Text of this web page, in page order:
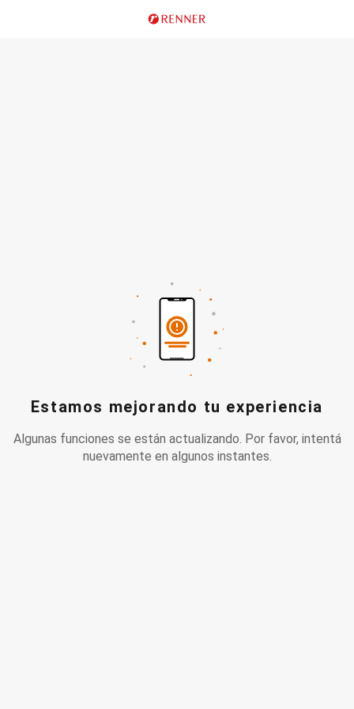
Estamos mejorando tu experiencia
Algunas funciones se están actualizando. Por favor, intentá
nuevamente en algunos instantes.